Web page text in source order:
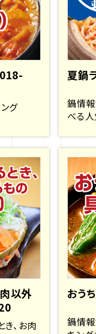
グ
夏鍋
鍋情報
べる
肉以外
き、お肉
おう
鍋情報